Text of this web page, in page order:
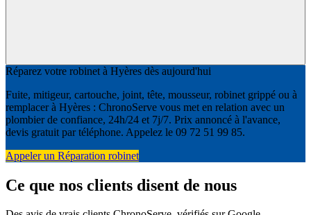
Réparez votre robinet à Hyères dès aujourd'hui
Fuite, mitigeur, cartouche, joint, tête, mousseur, robinet grippé ou à
remplacer à Hyères : ChronoServe vous met en relation avec un
plombier de confiance, 24h/24 et 7j/7. Prix annoncé à l'avance,
devis gratuit par téléphone. Appelez le 09 72 51 99 85.
Appeler un Réparation robinet
Ce que nos clients disent de nous